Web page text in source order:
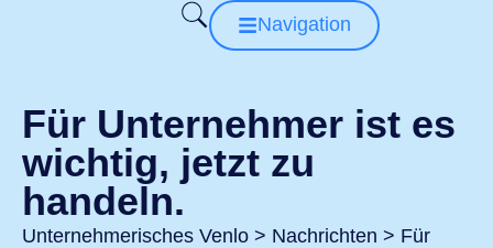
Navigation
Für Unternehmer ist es
wichtig, jetzt zu
handeln.
Unternehmerisches Venlo > Nachrichten > Für